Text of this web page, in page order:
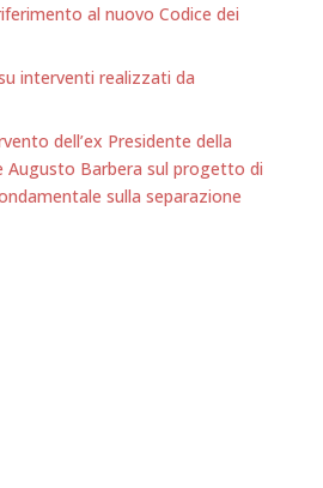
al nuovo Codice dei
interventi realizzati da
dell’ex Presidente della
Augusto Barbera sul progetto di
sulla separazione